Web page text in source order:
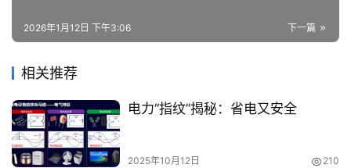
下一篇
2026年1月12日 下午3:06
相关推荐
电力“指纹”揭秘：省电又安全
2025年10月12日 210